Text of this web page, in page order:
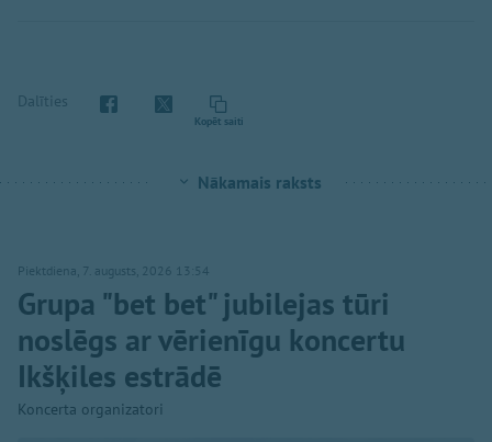
Dalīties
Kopēt saiti
Nākamais raksts
Piektdiena, 7. augusts, 2026 13:54
Grupa "bet bet" jubilejas tūri
noslēgs ar vērienīgu koncertu
Ikšķiles estrādē
Koncerta organizatori